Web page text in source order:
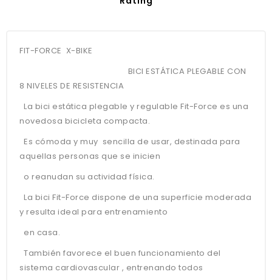
FIT-FORCE X-BIKE
BICI ESTÁTICA PLEGABLE CON
8 NIVELES DE RESISTENCIA
La bici estática plegable y regulable Fit-Force es una
novedosa bicicleta compacta.
Es cómoda y muy sencilla de usar, destinada para
aquellas personas que se inicien
o reanudan su actividad física.
La bici Fit-Force dispone de una superficie moderada
y resulta ideal para entrenamiento
en casa.
También favorece el buen funcionamiento del
sistema cardiovascular , entrenando todos